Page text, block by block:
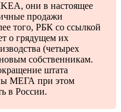
они в настоящее
продажи
того, РБК со ссылкой
о грядущем их
(четырех
собственникам.
штата
МЕГА при этом
в России.